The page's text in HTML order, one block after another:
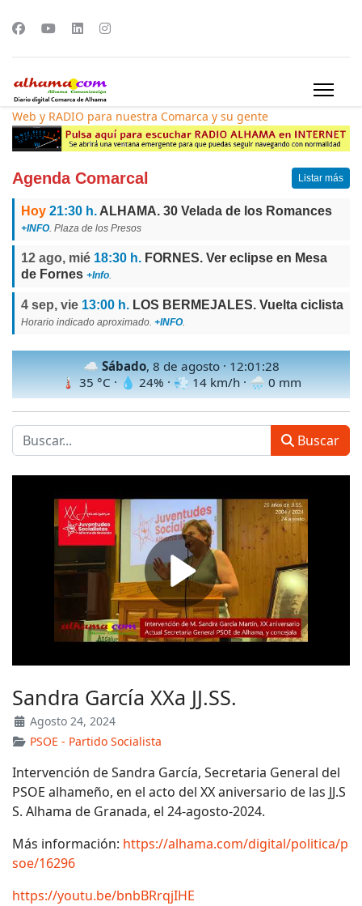
Web y RADIO para nuestra Comarca y su gente
Agenda Comarcal Listar más
Hoy 21:30 h. ALHAMA. 30 Velada de los Romances
+INFO. Plaza de los Presos
12 ago, mié 18:30 h. FORNES. Ver eclipse en Mesa
de Fornes +Info.
4 sep, vie 13:00 h. LOS BERMEJALES. Vuelta ciclista
Horario indicado aproximado. +INFO.
☁️ Sábado, 8 de agosto · 12:01:30
🌡 35 °C · 💧 24% · 💨 14 km/h · 🌧 0 mm
Buscar
Sandra García XXa JJ.SS.
Agosto 24, 2024
PSOE - Partido Socialista
Intervención de Sandra García, Secretaria General del
PSOE alhameño, en el acto del XX aniversario de las JJ.S
S. Alhama de Granada, el 24-agosto-2024.
Más información: https://alhama.com/digital/politica/p
soe/16296
https://youtu.be/bnbBRrqjIHE